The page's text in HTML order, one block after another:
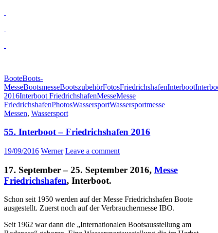
BooteBoots-
MesseBootsmesseBootszubehörFotosFriedrichshafenInterboot
2016Interboot FriedrichshafenMesseMesse
FriedrichshafenPhotosWassersportWassersportmesse
Messen, Wassersport
55. Interboot – Friedrichshafen 2016
19/09/2016 Werner Leave a comment
17. September – 25. September 2016, Messe
Friedrichshafen, Interboot.
Schon seit 1950 werden auf der Messe Friedrichshafen Boote
ausgestellt. Zuerst noch auf der Verbrauchermesse IBO.
Seit 1962 war dann die „Internationalen Bootsausstellung am